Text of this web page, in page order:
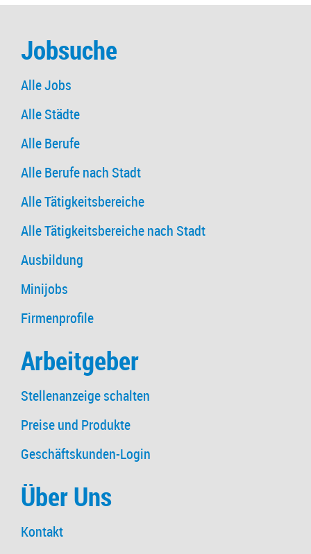
Jobsuche
Alle Jobs
Alle Städte
Alle Berufe
Alle Berufe nach Stadt
Alle Tätigkeitsbereiche
Alle Tätigkeitsbereiche nach Stadt
Ausbildung
Minijobs
Firmenprofile
Arbeitgeber
Stellenanzeige schalten
Preise und Produkte
Geschäftskunden-Login
Über Uns
Kontakt